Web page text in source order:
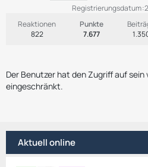
Reaktionen
822
Punkte
7.677
Registrierungsdatum
Der Benutzer hat den Zugriff auf sein
eingeschränkt.
Aktuell online